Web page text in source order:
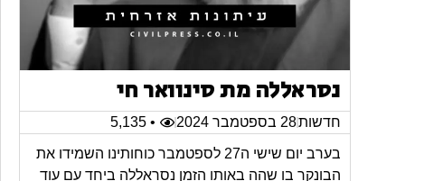
נסראללה מת סינוואר חי
חדשות28 בספטמבר 2024 • 5,135
בערב יום שישי ה27 לספטמבר כוחותינו השמידו את
הבונקר בו שהה באותו הזמן נסראללה ביחד עם עוד